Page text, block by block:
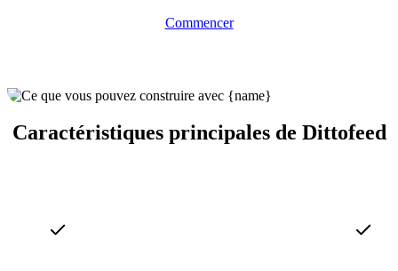
Commencer
Caractéristiques principales de Dittofeed